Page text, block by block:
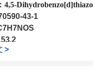
4,5-
43-1
; 5Mg;10Mg
>